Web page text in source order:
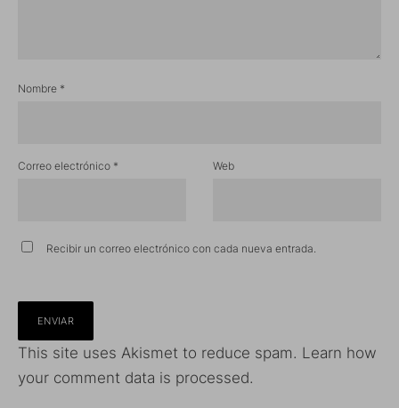
Nombre *
Correo electrónico * Web
Recibir un correo electrónico con cada nueva entrada.
This site uses Akismet to reduce spam. Learn how
your comment data is processed.